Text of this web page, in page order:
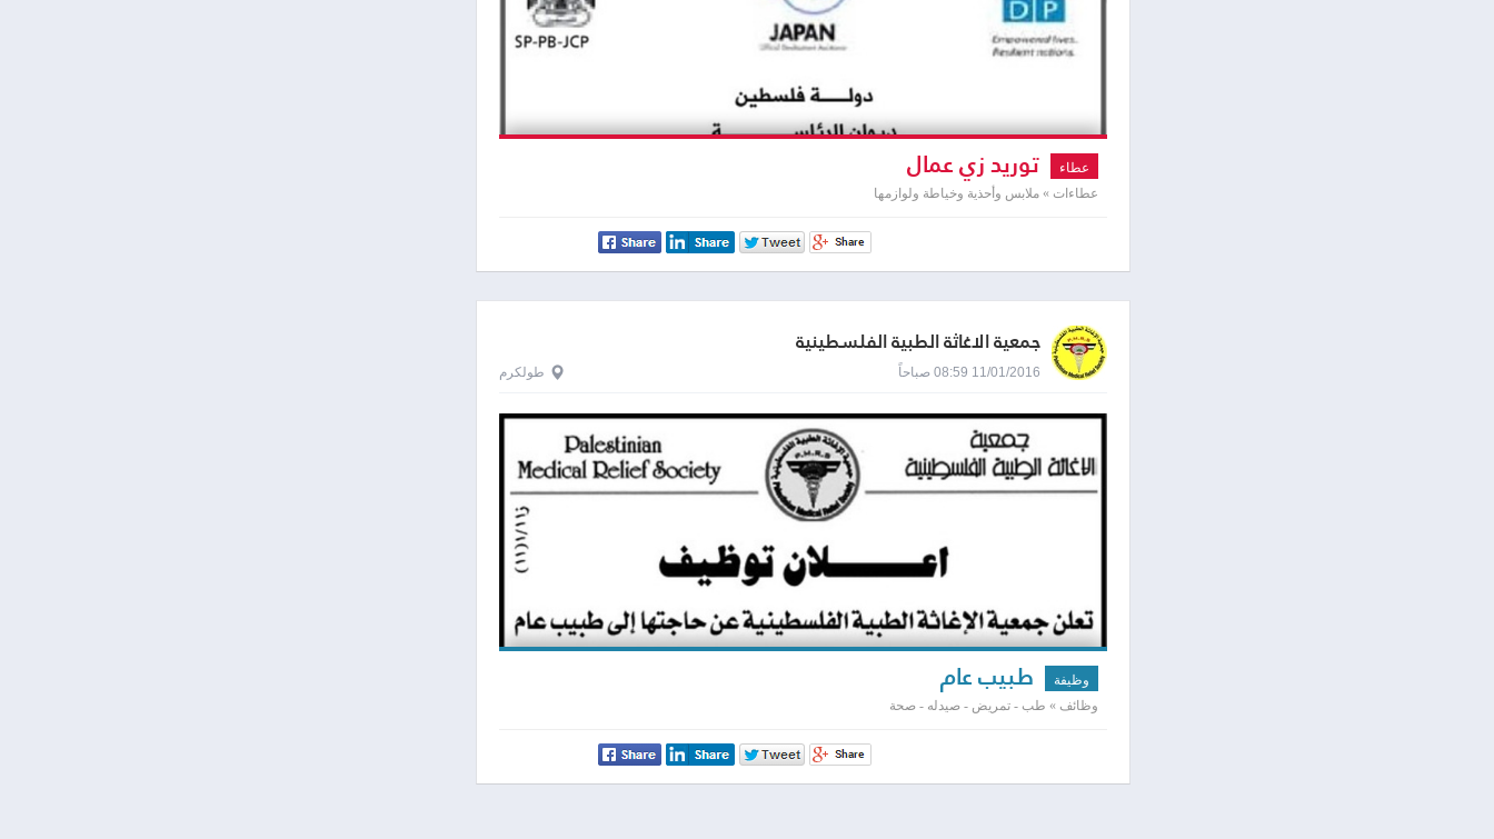
عطاء توريد زي عمال
عطاءات » ملابس وأحذية وخياطة ولوازمها
جمعية الاغاثة الطبية الفلسطينية
11/01/2016 08:59 صباحاً طولكرم
وظيفة طبيب عام
وظائف » طب - تمريض - صيدله - صحة